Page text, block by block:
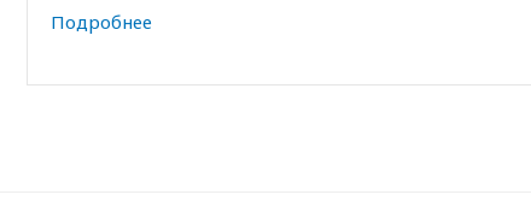
Подробнее